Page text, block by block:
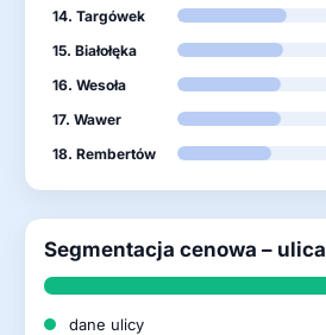
14. Targówek
15. Białołęka
16. Wesoła
17. Wawer
18. Rembertów
Segmentacja cenowa – ulica
dane ulicy